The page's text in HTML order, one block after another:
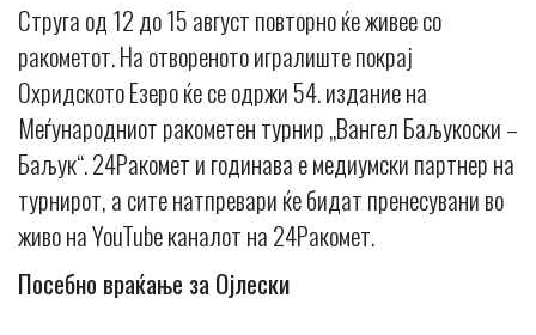
Струга од 12 до 15 август повторно ќе живее со
ракометот. На отвореното игралиште покрај
Охридското Езеро ќе се одржи 54. издание на
Меѓународниот ракометен турнир „Вангел Баљукоски –
Баљук“. 24Ракомет и годинава е медиумски партнер на
турнирот, а сите натпревари ќе бидат пренесувани во
живо на YouTube каналот на 24Ракомет.
Посебно враќање за Ојлески